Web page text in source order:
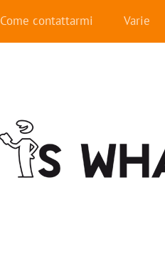
Come contattarmi Varie